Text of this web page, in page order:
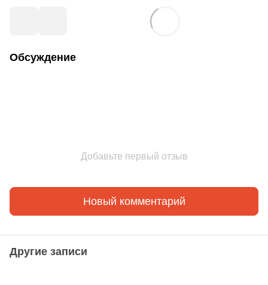
Обсуждение
Добавьте первый отзыв
Новый комментарий
Другие записи